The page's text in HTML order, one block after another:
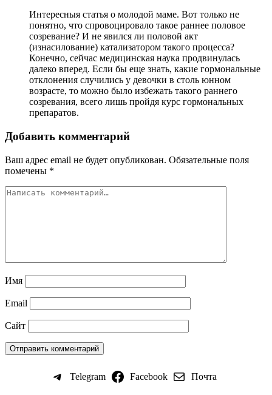
Интересныя статья о молодой маме. Вот только не
понятно, что спровоцировало такое раннее половое
созревание? И не явился ли половой акт
(изнасилование) катализатором такого процесса?
Конечно, сейчас медицинская наука продвинулась
далеко вперед. Если бы еще знать, какие гормональные
отклонения случились у девочки в столь юнном
возрасте, то можно было избежать такого раннего
созревания, всего лишь пройдя курс гормональных
препаратов.
Добавить комментарий
Ваш адрес email не будет опубликован. Обязательные поля
помечены *
Имя
Email
Сайт
Telegram Facebook Почта